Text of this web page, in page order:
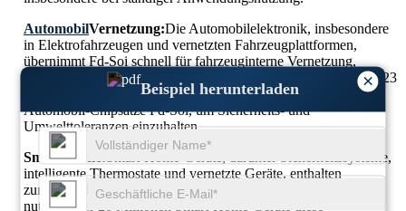
×
Beispiel herunterladen
AutomobilVernetzung:Die Automobilelektronik, insbesondere
in Elektrofahrzeugen und vernetzten Fahrzeugplattformen,
übernimmt Fd-Soi schnell für fahrzeuginterne Vernetzung,
Sensorsteuerung und fortschrittliche Fahrersysteme. Im Jahr 2023
verwendeten mehr als 35 % der für ADAS produzierten
Automobil-Chipsätze Fd-Soi, um Sicherheits- und
Umwelttoleranzen einzuhalten.
Smart Home:Smart-Home-Geräte, darunter Sicherheitssysteme,
intelligente Thermostate und vernetzte Geräte, enthalten
zunehmend Fd-Soi-basierte Mikrocontroller. Im Jahr 2023
nutzten über 20 Millionen Smart-Home-Geräte diese